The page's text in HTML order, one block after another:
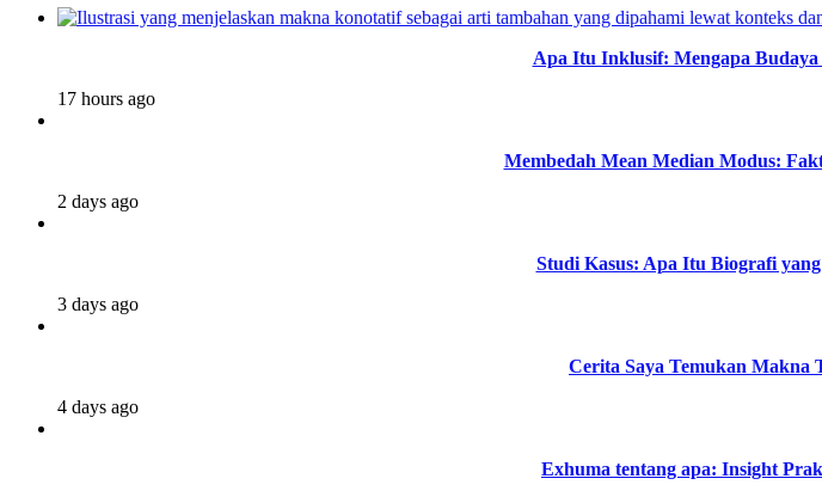
Apa Itu Inklusif: Mengapa
17 hours ago
Membedah Mean Median Modus:
2 days ago
Studi Kasus: Apa Itu Biografi
3 days ago
Cerita Saya Temukan Makna
4 days ago
Exhuma tentang apa: Insight